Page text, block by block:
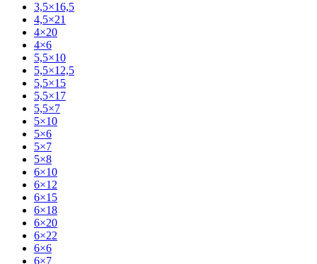
3,5×16,5
4,5×21
4×20
4×6
5,5×10
5,5×12,5
5,5×15
5,5×17
5,5×7
5×10
5×6
5×7
5×8
6×10
6×12
6×15
6×18
6×20
6×22
6×6
6×7